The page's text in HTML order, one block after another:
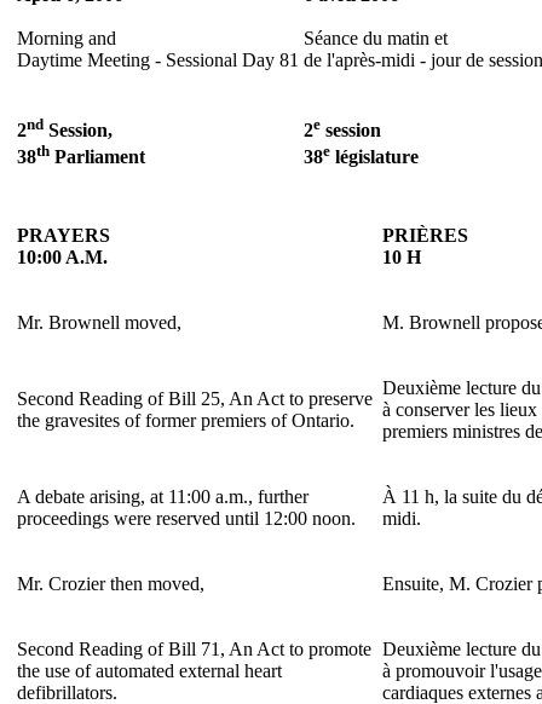
Morning and
Daytime Meeting - Sessional Day 81
Séance du matin et
de l'après-midi - jour de
2nd Session,
38th Parliament
2e session
38e législature
PRAYERS
10:00 A.M.
PRIÈRES
10 H
Mr. Brownell moved, M. Brownell
Second Reading of Bill 25, An Act to preserve
the gravesites of former premiers of Ontario.
Deuxième lecture
à conserver les lieux
premiers ministres
A debate arising, at 11:00 a.m., further
proceedings were reserved until 12:00 noon.
À 11 h, la suite du
midi.
Mr. Crozier then moved, Ensuite, M. Crozier
Second Reading of Bill 71, An Act to promote
the use of automated external heart
defibrillators.
Deuxième lecture
à promouvoir
cardiaques externes